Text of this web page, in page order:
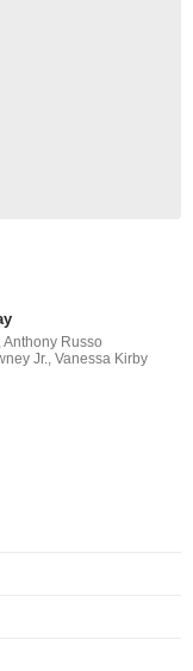
Russo
Jr., Vanessa Kirby